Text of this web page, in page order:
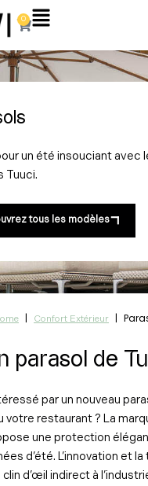
0
Panier
Flyout
un été insouciant avec
Tuuci.
tous les modèles
| Confort Extérieur |
parasol de
par un nouveau
votre restaurant ? La
une protection
d’été. L’innovation et
clin d’œil indirect à